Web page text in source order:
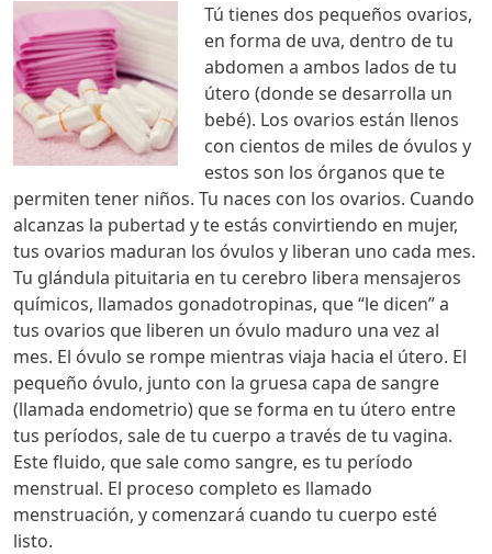
Tú tienes dos pequeños ovarios,
en forma de uva, dentro de tu
abdomen a ambos lados de tu
útero (donde se desarrolla un
bebé). Los ovarios están llenos
con cientos de miles de óvulos y
estos son los órganos que te
permiten tener niños. Tu naces con los ovarios. Cuando
alcanzas la pubertad y te estás convirtiendo en mujer,
tus ovarios maduran los óvulos y liberan uno cada mes.
Tu glándula pituitaria en tu cerebro libera mensajeros
químicos, llamados gonadotropinas, que “le dicen” a
tus ovarios que liberen un óvulo maduro una vez al
mes. El óvulo se rompe mientras viaja hacia el útero. El
pequeño óvulo, junto con la gruesa capa de sangre
(llamada endometrio) que se forma en tu útero entre
tus períodos, sale de tu cuerpo a través de tu vagina.
Este fluido, que sale como sangre, es tu período
menstrual. El proceso completo es llamado
menstruación, y comenzará cuando tu cuerpo esté
listo.